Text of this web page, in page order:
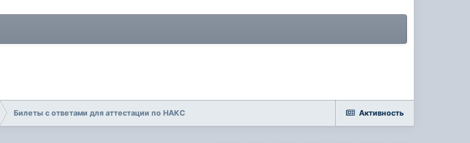
Активность
Билеты с ответами для аттестации по НАКС